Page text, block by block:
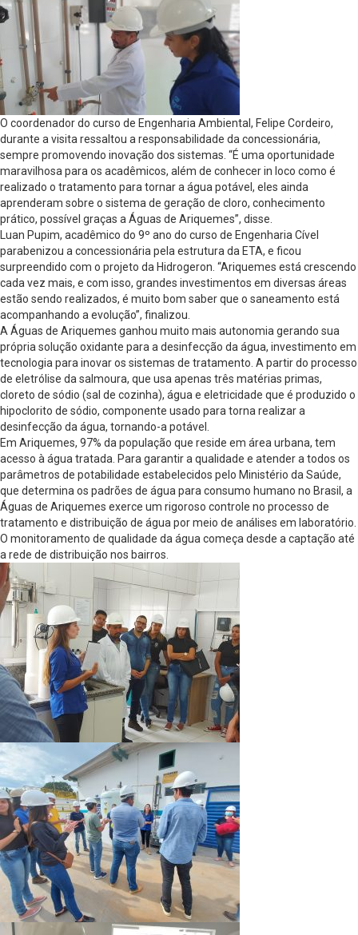
O coordenador do curso de Engenharia Ambiental, Felipe Cordeiro,
durante a visita ressaltou a responsabilidade da concessionária,
sempre promovendo inovação dos sistemas. “É uma oportunidade
maravilhosa para os acadêmicos, além de conhecer in loco como é
realizado o tratamento para tornar a água potável, eles ainda
aprenderam sobre o sistema de geração de cloro, conhecimento
prático, possível graças a Águas de Ariquemes”, disse.
Luan Pupim, acadêmico do 9º ano do curso de Engenharia Cível
parabenizou a concessionária pela estrutura da ETA, e ficou
surpreendido com o projeto da Hidrogeron. “Ariquemes está crescendo
cada vez mais, e com isso, grandes investimentos em diversas áreas
estão sendo realizados, é muito bom saber que o saneamento está
acompanhando a evolução”, finalizou.
A Águas de Ariquemes ganhou muito mais autonomia gerando sua
própria solução oxidante para a desinfecção da água, investimento em
tecnologia para inovar os sistemas de tratamento. A partir do processo
de eletrólise da salmoura, que usa apenas três matérias primas,
cloreto de sódio (sal de cozinha), água e eletricidade que é produzido o
hipoclorito de sódio, componente usado para torna realizar a
desinfecção da água, tornando-a potável.
Em Ariquemes, 97% da população que reside em área urbana, tem
acesso à água tratada. Para garantir a qualidade e atender a todos os
parâmetros de potabilidade estabelecidos pelo Ministério da Saúde,
que determina os padrões de água para consumo humano no Brasil, a
Águas de Ariquemes exerce um rigoroso controle no processo de
tratamento e distribuição de água por meio de análises em laboratório.
O monitoramento de qualidade da água começa desde a captação até
a rede de distribuição nos bairros.